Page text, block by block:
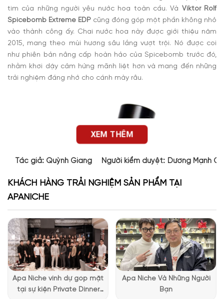
tim của những người yêu nước hoa toàn cầu. Và Viktor Rolf
Spicebomb Extreme EDP cũng đóng góp một phần không nhỏ
vào thành công ấy. Chai nước hoa này được giới thiệu năm
2015, mang theo mùi hương sâu lắng vượt trội. Nó được coi
như phiên bản nâng cấp hoàn hảo của Spicebomb trước đó,
nhằm khơi dậy cảm hứng mãnh liệt hơn và mang đến những
trải nghiệm đáng nhớ cho cánh mày râu.
XEM THÊM
Tác giả: Quỳnh Giang Người kiểm duyệt: Dương Mạnh
KHÁCH HÀNG TRẢI NGHIỆM SẢN PHẨM TẠI
APANICHE
Apa Niche vinh dự góp mặt
tại sự kiện Private Dinner
Apa Niche Và Những Người
Bạn